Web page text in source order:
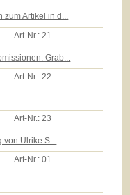
zum Artikel in d...
Art-Nr.: 21
Grab...
Art-Nr.:22
Art-Nr.: 23
Ulrike S...
Art-Nr.:01